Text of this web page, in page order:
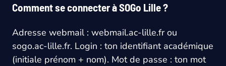
Comment se connecter à SOGo Lille ?
Adresse webmail : webmail.ac-lille.fr ou
sogo.ac-lille.fr. Login : ton identifiant académique
(initiale prénom + nom). Mot de passe : ton mot